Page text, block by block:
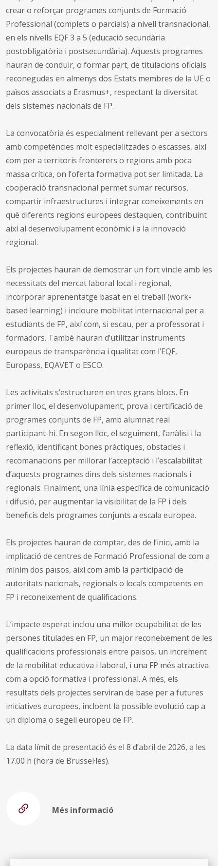
crear o reforçar programes conjunts de Formació
Professional (complets o parcials) a nivell transnacional,
en els nivells EQF 3 a 5 (educació secundària
postobligatòria i postsecundària). Aquests programes
hauran de conduir, o formar part, de titulacions oficials
reconegudes en almenys dos Estats membres de la UE o
països associats a Erasmus+, respectant la diversitat
dels sistemes nacionals de FP.
La convocatòria és especialment rellevant per a sectors
amb competències molt especialitzades o escasses, així
com per a territoris fronterers o regions amb poca
massa crítica, on l’oferta formativa pot ser limitada. La
cooperació transnacional permet sumar recursos,
compartir infraestructures i integrar coneixements en
què diferents regions europees destaquen, contribuint
així al desenvolupament econòmic i a la innovació
regional.
Els projectes hauran de demostrar un fort vincle amb les
necessitats del mercat laboral local i regional,
incorporar aprenentatge basat en el treball (work-
based learning) i incloure mobilitat internacional per a
estudiants de FP, així com, si escau, per a professorat i
formadors. També hauran d’utilitzar instruments
europeus de transparència i qualitat com l’EQF,
Europass, EQAVET o ESCO.
Les activitats s’estructuren en tres grans blocs. En
primer lloc, el desenvolupament, prova i certificació de
programes conjunts de FP, amb alumnat real
participant-hi. En segon lloc, el seguiment, l’anàlisi i la
reflexió, identificant bones pràctiques, obstacles i
recomanacions per millorar l’acceptació i l’escalabilitat
d’aquests programes dins dels sistemes nacionals i
regionals. Finalment, una línia específica de comunicació
i difusió, per augmentar la visibilitat de la FP i dels
beneficis dels programes conjunts a escala europea.
Els projectes hauran de comptar, des de l’inici, amb la
implicació de centres de Formació Professional de com a
mínim dos països, així com amb la participació de
autoritats nacionals, regionals o locals competents en
FP i reconeixement de qualificacions.
L’impacte esperat inclou una millor ocupabilitat de les
persones titulades en FP, un major reconeixement de les
qualificacions professionals entre països, un increment
de la mobilitat educativa i laboral, i una FP més atractiva
com a opció formativa i professional. A més, els
resultats dels projectes serviran de base per a futures
iniciatives europees, incloent la possible evolució cap a
un diploma o segell europeu de FP.
La data límit de presentació és el 8 d’abril de 2026, a les
17.00 h (hora de Brussel·les).
Més informació